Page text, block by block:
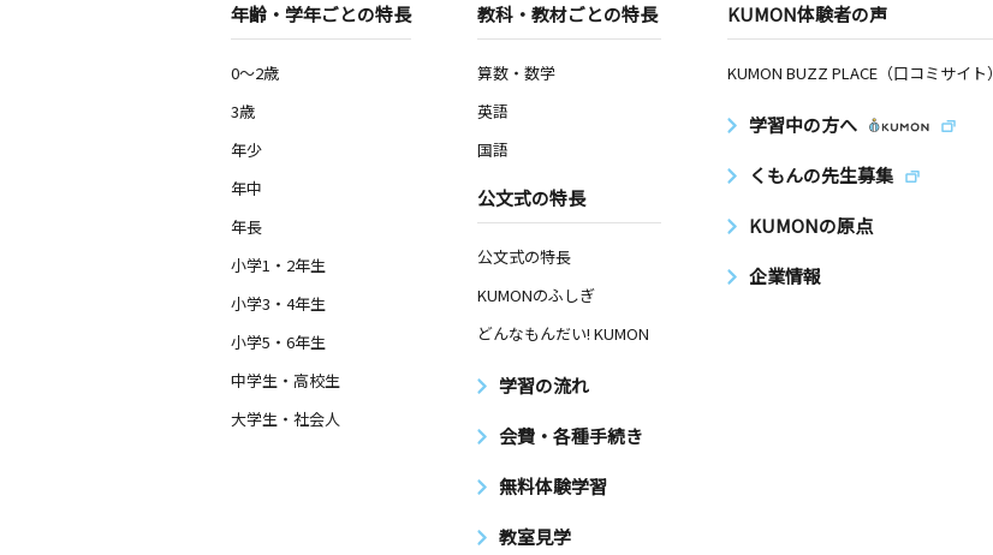
年齢・学年ごとの特長
0～2歳
3歳
年少
年中
年長
小学1・2年生
小学3・4年生
小学5・6年生
中学生・高校生
大学生・社会人
教科・教材ごとの特長
算数・数学
英語
国語
公文式の特長
公文式の特長
KUMONのふしぎ
どんなもんだい! KUMON
学習の流れ
会費・各種手続き
無料体験学習
教室見学
KUMON体験者の声
KUMON BUZZ PLACE（口コミサイト）
学習中の方へ
くもんの先生募集
KUMONの原点
企業情報